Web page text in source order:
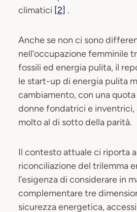
climatici [2] .
Anche se non ci sono
nell’occupazione femminile
fossili ed energia pulita, il
le start-up di energia pulita
cambiamento, con una
donne fondatrici e inventrici,
molto al di sotto della parità.
Il contesto attuale ci riporta
riconciliazione del trilemma
l’esigenza di considerare in
complementare tre
sicurezza energetica,